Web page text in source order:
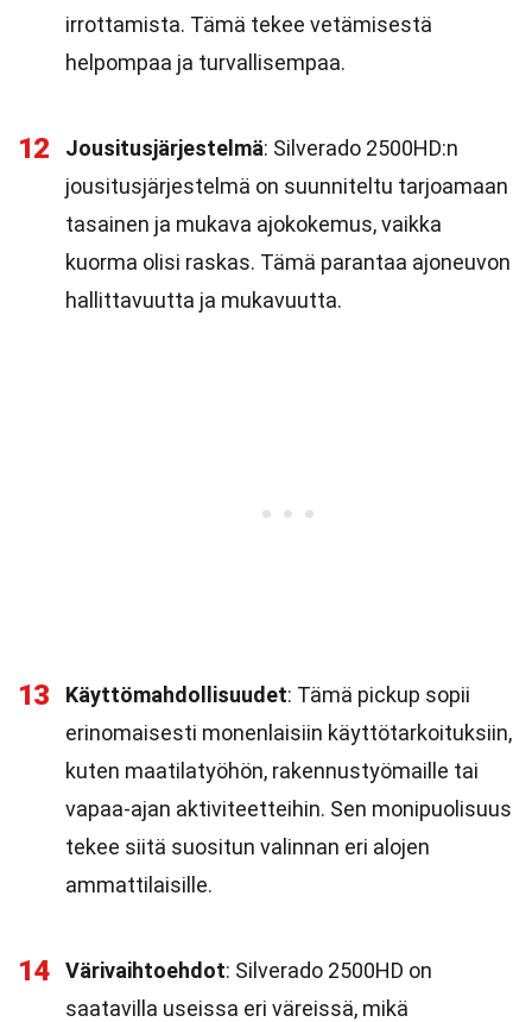
irrottamista. Tämä tekee vetämisestä
helpompaa ja turvallisempaa.
12 Jousitusjärjestelmä: Silverado 2500HD:n
jousitusjärjestelmä on suunniteltu tarjoamaan
tasainen ja mukava ajokokemus, vaikka
kuorma olisi raskas. Tämä parantaa ajoneuvon
hallittavuutta ja mukavuutta.
13 Käyttömahdollisuudet: Tämä pickup sopii
erinomaisesti monenlaisiin käyttötarkoituksiin,
kuten maatilatyöhön, rakennustyömaille tai
vapaa-ajan aktiviteetteihin. Sen monipuolisuus
tekee siitä suositun valinnan eri alojen
ammattilaisille.
14 Värivaihtoehdot: Silverado 2500HD on
saatavilla useissa eri väreissä, mikä